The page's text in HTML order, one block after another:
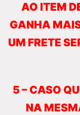
AO ITEM
GANHA
UM FRETE
5 – CASO
NA